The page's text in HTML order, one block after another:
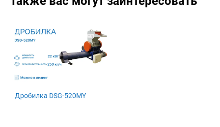
Дробилка DSG-520MY